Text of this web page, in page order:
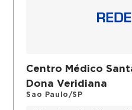
Centro Médico
Dona Veridiana
Sao Paulo/SP